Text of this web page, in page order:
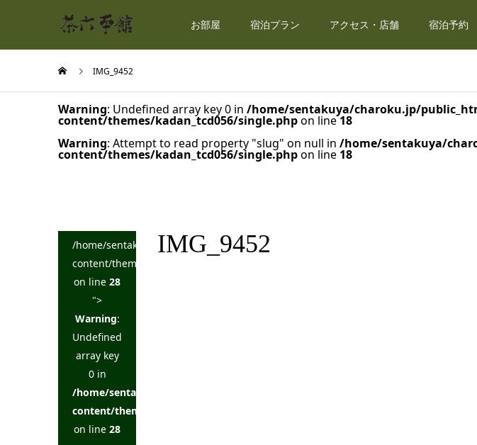
お部屋 宿泊プラン アクセス・店舗 宿泊予約
IMG_9452
Warning: Undefined array key 0 in /home/sentakuya/charoku.jp/
content/themes/kadan_tcd056/single.phpon line18
Warning: Attempt to read property "slug" on null in /home/sentakuya/
content/themes/kadan_tcd056/single.phpon line 18
/home/sentakuya/charoku.jp/public_html/wp-
content/themes/kadan_tcd056/single.php
on line 28
">
Warning:
Undefined
array key
0 in
/home/sentakuya/charoku.jp/public_html/wp-
content/themes/kadan_tcd056/single.php
on line 28
IMG_9452